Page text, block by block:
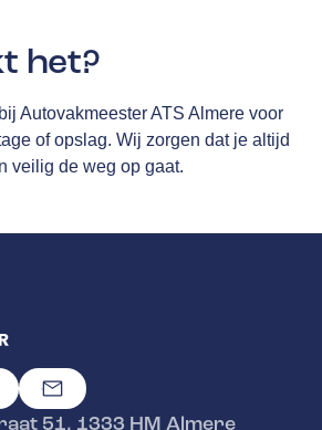
het?
Autovakmeester ATS Almere voor
of opslag. Wij zorgen dat je altijd
veilig de weg op gaat.
51, 1333 HM Almere